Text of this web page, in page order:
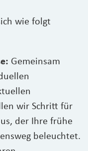
wie folgt
Gemeinsam
wir Schritt für
der Ihre frühe
beleuchtet.